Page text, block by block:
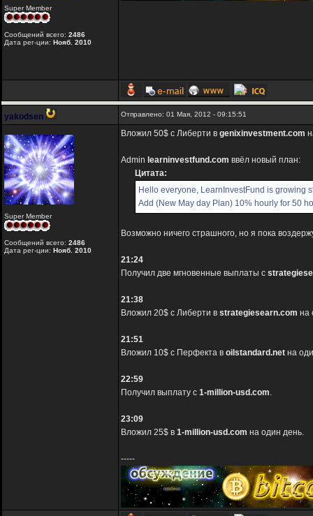
Super Member
Сообщений всего: 2486
Дата рег-ции: Нояб. 2010
yakodsen Отправлено: 01 Мая, 2012 - 09:15:51
Super Member
Сообщений всего: 2486
Дата рег-ции: Нояб. 2010
Вложил 50$ с Либерти в genixinvestment.com
Admin learninvestfund.com ввёл новый план:
Цитата:
Hello everyone, LearnInvestFund is growing
Add (New May day Plan) 10% hourly for 50
Возможно ничего страшного, но я пока
21:24
Получил две мгновенные выплаты с
21:38
Вложил 20$ с Либерти в strategiesearn.com на
21:51
Вложил 10$ с Перфекта в oilstandard.net на
22:59
Получил выплату с 1-million-usd.com.
23:09
Вложил 25$ в 1-million-usd.com на один день.
-----